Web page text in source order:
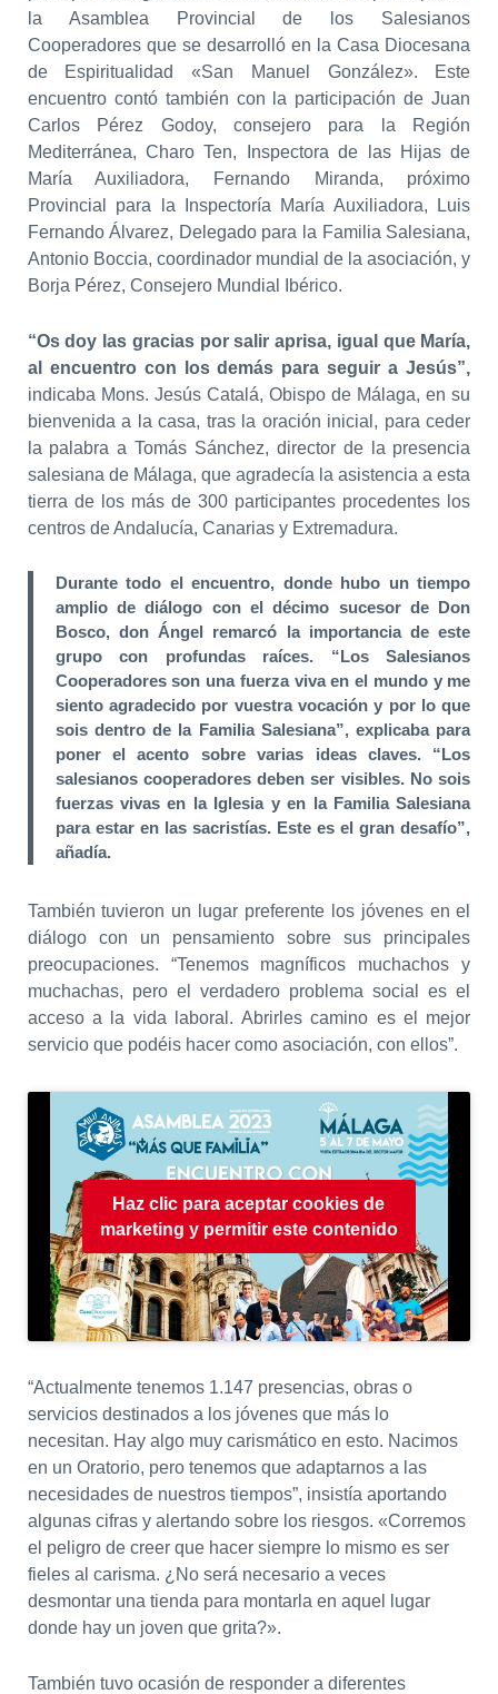
la Asamblea Provincial de los Salesianos
Cooperadores que se desarrolló en la Casa Diocesana
de Espiritualidad «San Manuel González». Este
encuentro contó también con la participación de Juan
Carlos Pérez Godoy, consejero para la Región
Mediterránea, Charo Ten, Inspectora de las Hijas de
María Auxiliadora, Fernando Miranda, próximo
Provincial para la Inspectoría María Auxiliadora, Luis
Fernando Álvarez, Delegado para la Familia Salesiana,
Antonio Boccia, coordinador mundial de la asociación, y
Borja Pérez, Consejero Mundial Ibérico.
“Os doy las gracias por salir aprisa, igual que María,
al encuentro con los demás para seguir a Jesús”,
indicaba Mons. Jesús Catalá, Obispo de Málaga, en su
bienvenida a la casa, tras la oración inicial, para ceder
la palabra a Tomás Sánchez, director de la presencia
salesiana de Málaga, que agradecía la asistencia a esta
tierra de los más de 300 participantes procedentes los
centros de Andalucía, Canarias y Extremadura.
Durante todo el encuentro, donde hubo un tiempo
amplio de diálogo con el décimo sucesor de Don
Bosco, don Ángel remarcó la importancia de este
grupo con profundas raíces. “Los Salesianos
Cooperadores son una fuerza viva en el mundo y me
siento agradecido por vuestra vocación y por lo que
sois dentro de la Familia Salesiana”, explicaba para
poner el acento sobre varias ideas claves. “Los
salesianos cooperadores deben ser visibles. No sois
fuerzas vivas en la Iglesia y en la Familia Salesiana
para estar en las sacristías. Este es el gran desafío”,
añadía.
También tuvieron un lugar preferente los jóvenes en el
diálogo con un pensamiento sobre sus principales
preocupaciones. “Tenemos magníficos muchachos y
muchachas, pero el verdadero problema social es el
acceso a la vida laboral. Abrirles camino es el mejor
servicio que podéis hacer como asociación, con ellos”.
Haz clic para aceptar cookies de
marketing y permitir este contenido
“Actualmente tenemos 1.147 presencias, obras o
servicios destinados a los jóvenes que más lo
necesitan. Hay algo muy carismático en esto. Nacimos
en un Oratorio, pero tenemos que adaptarnos a las
necesidades de nuestros tiempos”, insistía aportando
algunas cifras y alertando sobre los riesgos. «Corremos
el peligro de creer que hacer siempre lo mismo es ser
fieles al carisma. ¿No será necesario a veces
desmontar una tienda para montarla en aquel lugar
donde hay un joven que grita?».
También tuvo ocasión de responder a diferentes